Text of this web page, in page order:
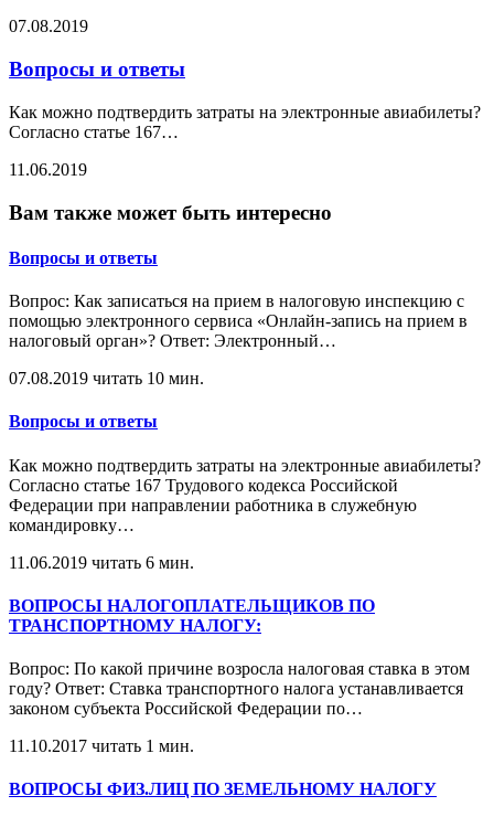
07.08.2019
Вопросы и ответы
Как можно подтвердить затраты на электронные авиабилеты?
Согласно статье 167…
11.06.2019
Вам также может быть интересно
Вопросы и ответы
Вопрос: Как записаться на прием в налоговую инспекцию с
помощью электронного сервиса «Онлайн-запись на прием в
налоговый орган»? Ответ: Электронный…
07.08.2019 читать 10 мин.
Вопросы и ответы
Как можно подтвердить затраты на электронные авиабилеты?
Согласно статье 167 Трудового кодекса Российской
Федерации при направлении работника в служебную
командировку…
11.06.2019 читать 6 мин.
ВОПРОСЫ НАЛОГОПЛАТЕЛЬЩИКОВ ПО
ТРАНСПОРТНОМУ НАЛОГУ:
Вопрос: По какой причине возросла налоговая ставка в этом
году? Ответ: Ставка транспортного налога устанавливается
законом субъекта Российской Федерации по…
11.10.2017 читать 1 мин.
ВОПРОСЫ ФИЗ.ЛИЦ ПО ЗЕМЕЛЬНОМУ НАЛОГУ